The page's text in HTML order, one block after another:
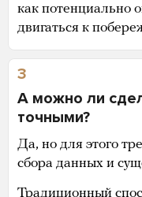
как потенциально
двигаться к
3
А можно ли
точными?
Да, но для этого
сбора данных и
Традиционный